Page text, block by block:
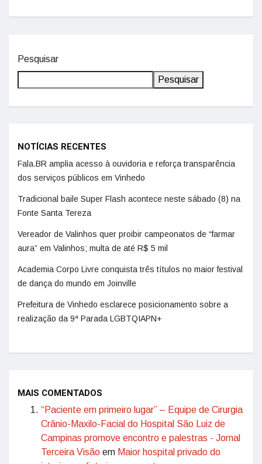
Pesquisar
Pesquisar
NOTÍCIAS RECENTES
Fala.BR amplia acesso à ouvidoria e reforça transparência
dos serviços públicos em Vinhedo
Tradicional baile Super Flash acontece neste sábado (8) na
Fonte Santa Tereza
Vereador de Valinhos quer proibir campeonatos de “farmar
aura” em Valinhos; multa de até R$ 5 mil
Academia Corpo Livre conquista três títulos no maior festival
de dança do mundo em Joinville
Prefeitura de Vinhedo esclarece posicionamento sobre a
realização da 9ª Parada LGBTQIAPN+
MAIS COMENTADOS
“Paciente em primeiro lugar” – Equipe de Cirurgia
Crânio-Maxilo-Facial do Hospital São Luiz de
Campinas promove encontro e palestras - Jornal
Terceira Visão em Maior hospital privado do